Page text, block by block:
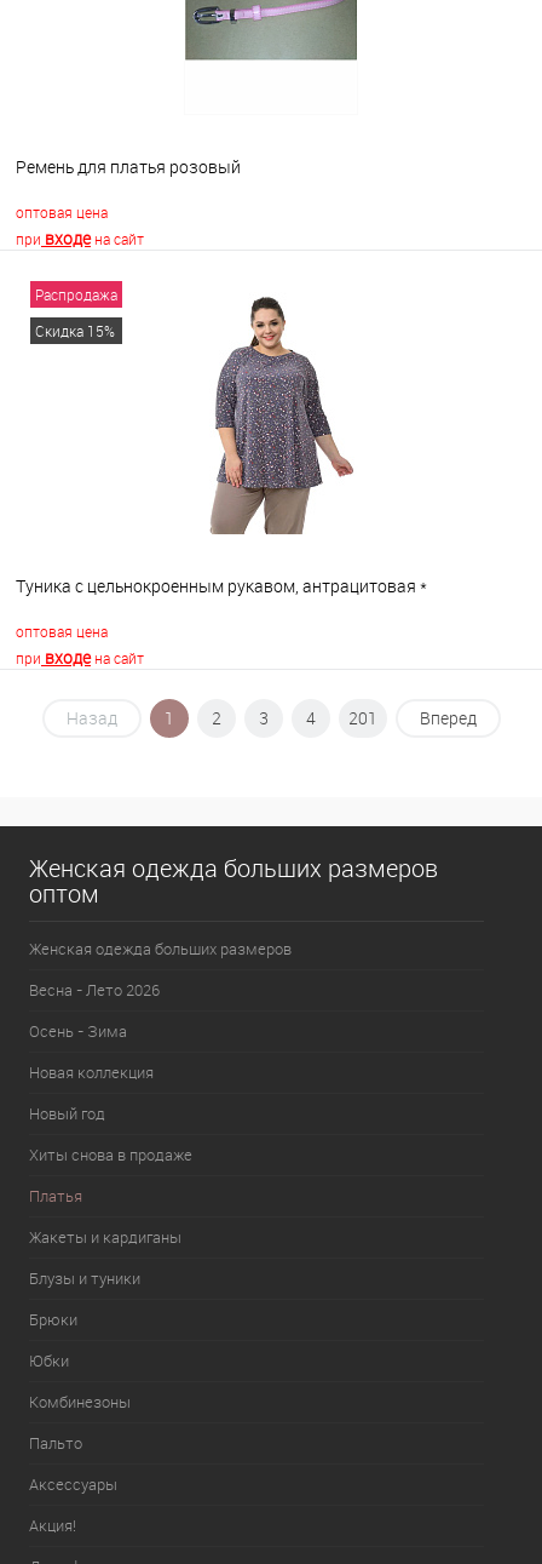
Ремень для платья розовый
оптовая цена
при входена сайт
В корзину
Распродажа
Скидка 15%
Туника с цельнокроенным рукавом, антрацитовая *
оптовая цена
при входена сайт
В корзину
Назад 1 2 3 4 201 Вперед
Женская одежда больших размеров
оптом
Женская одежда больших размеров
Весна - Лето 2026
Осень - Зима
Новая коллекция
Новый год
Хиты снова в продаже
Платья
Жакеты и кардиганы
Блузы и туники
Брюки
Юбки
Комбинезоны
Пальто
Аксессуары
Акция!